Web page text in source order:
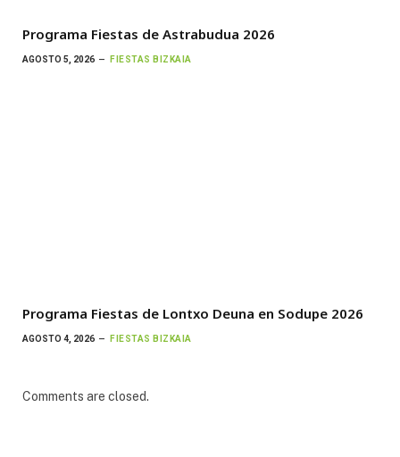
Programa Fiestas de Astrabudua 2026
AGOSTO 5, 2026 FIESTAS BIZKAIA
Programa Fiestas de Lontxo Deuna en Sodupe 2026
AGOSTO 4, 2026 FIESTAS BIZKAIA
Comments are closed.